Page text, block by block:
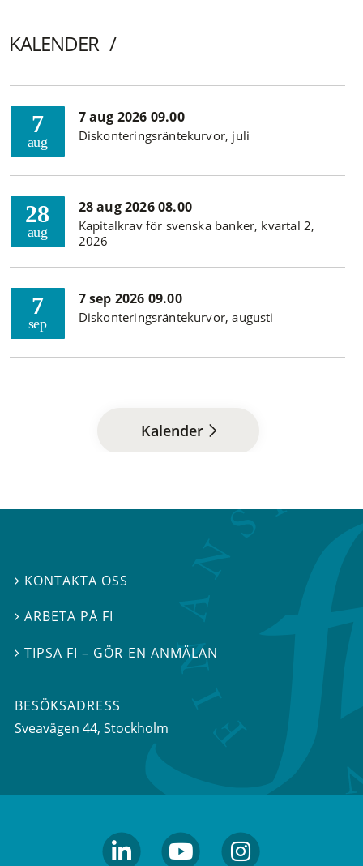
KALENDER
7
aug
7 aug 2026 09.00
Diskonteringsräntekurvor, juli
28
aug
28 aug 2026 08.00
Kapitalkrav för svenska banker, kvartal 2,
2026
7
sep
7 sep 2026 09.00
Diskonteringsräntekurvor, augusti
Kalender
 KONTAKTA OSS
ARBETA PÅ FI
TIPSA FI – GÖR EN ANMÄLAN
BESÖKSADRESS
Sveavägen 44, Stockholm